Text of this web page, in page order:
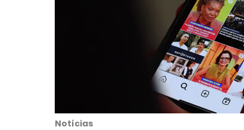
Notícias